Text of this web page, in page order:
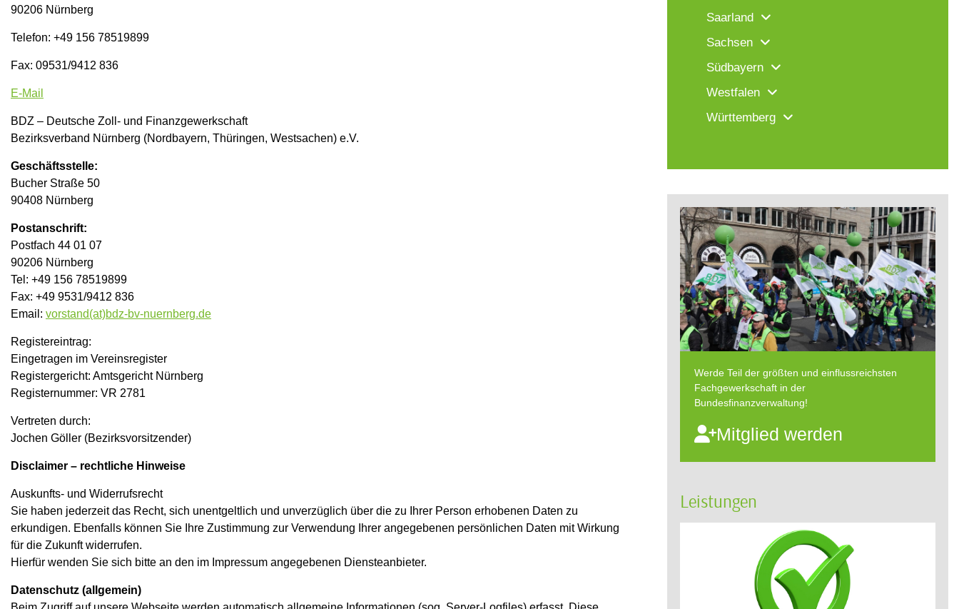
90206 Nürnberg
Telefon: +49 156 78519899
Fax: 09531/9412 836
E-Mail
BDZ – Deutsche Zoll- und Finanzgewerkschaft
Bezirksverband Nürnberg (Nordbayern, Thüringen, Westsachen) e.V.
Geschäftsstelle:
Bucher Straße 50
90408 Nürnberg
Postanschrift:
Postfach 44 01 07
90206 Nürnberg
Tel: +49 156 78519899
Fax: +49 9531/9412 836
Email: vorstand(at)bdz-bv-nuernberg.de
Registereintrag:
Eingetragen im Vereinsregister
Registergericht: Amtsgericht Nürnberg
Registernummer: VR 2781
Vertreten durch:
Jochen Göller (Bezirksvorsitzender)
Disclaimer – rechtliche Hinweise
Auskunfts- und Widerrufsrecht
Sie haben jederzeit das Recht, sich unentgeltlich und unverzüglich über die zu Ihrer Person erhobenen Daten zu
erkundigen. Ebenfalls können Sie Ihre Zustimmung zur Verwendung Ihrer angegebenen persönlichen Daten mit Wirkung
für die Zukunft widerrufen.
Hierfür wenden Sie sich bitte an den im Impressum angegebenen Diensteanbieter.
Datenschutz (allgemein)
Saarland
Sachsen
Südbayern
Westfalen
Württemberg
Werde Teil der größten und einflussreichsten
Fachgewerkschaft in der
Bundesfinanzverwaltung!
Mitglied werden
Leistungen